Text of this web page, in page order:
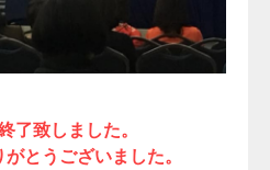
了致しました。
とうございました。